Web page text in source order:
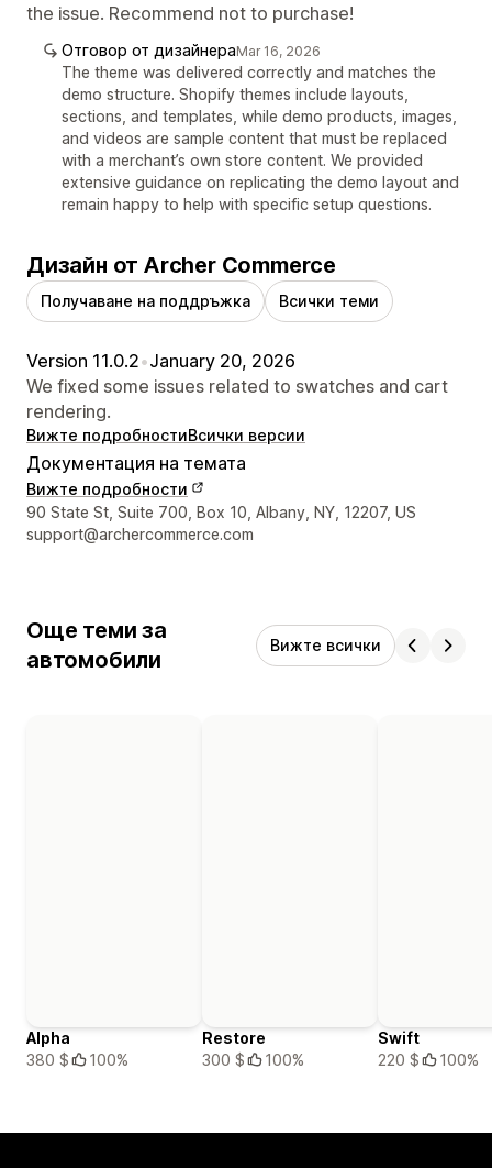
the issue. Recommend not to purchase!
Отговор от дизайнераMar 16, 2026
The theme was delivered correctly and matches the
demo structure. Shopify themes include layouts,
sections, and templates, while demo products, images,
and videos are sample content that must be replaced
with a merchant’s own store content. We provided
extensive guidance on replicating the demo layout and
remain happy to help with specific setup questions.
Дизайн от Archer Commerce
Получаване на поддръжка Всички теми
Version 11.0.2•January 20, 2026
We fixed some issues related to swatches and cart
rendering.
Вижте подробностиВсички версии
Документация на темата
Вижте подробности
Данни за връзка с дизайнера
90 State St, Suite 700, Box 10, Albany, NY, 12207, US
support@archercommerce.com
Още теми за
автомобили
Вижте всички
Alpha
380 $
100%
Restore
300 $
100%
Swift
220 $
100%